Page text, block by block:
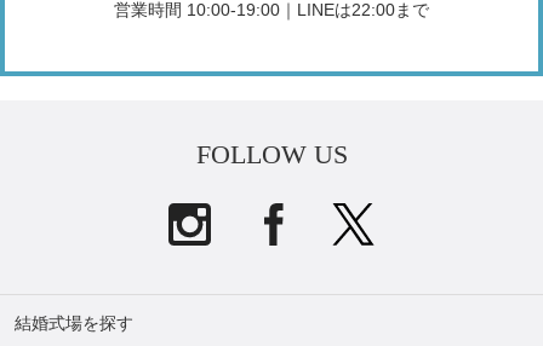
営業時間 10:00-19:00｜LINEは22:00まで
FOLLOW US
結婚式場を探す